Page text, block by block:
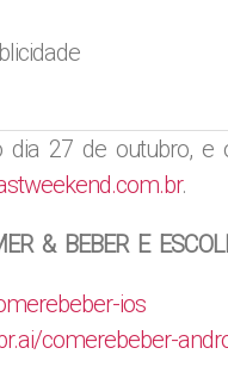
27 de outubro, e
.
& BEBER E
ios
comerebeber-